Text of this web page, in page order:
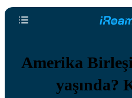
Amerika
yaşında?